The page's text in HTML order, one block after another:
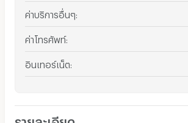
ค่าบริการอื่นๆ
ค่าโทรศัพท์:
อินเทอร์เน็ต
รายละเอียด